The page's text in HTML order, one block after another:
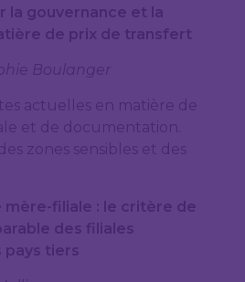
la gouvernance et la
de prix de transfert
Boulanger
actuelles en matière de
et de documentation.
zones sensibles et des
mère-filiale : le critère de
des filiales
pays tiers